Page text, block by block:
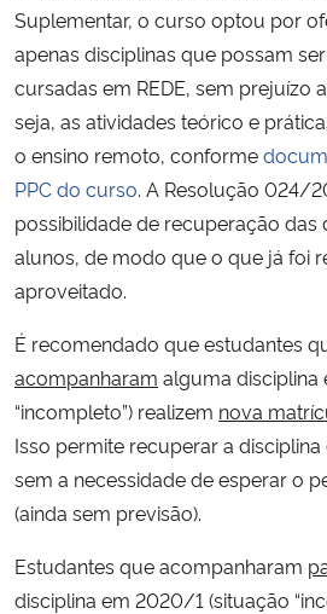
Suplementar, o curso optou por
apenas disciplinas que possam
cursadas em REDE, sem prejuízo
seja, as atividades teórico e
o ensino remoto, conforme
PPC do curso. A Resolução 024/
possibilidade de recuperação das
alunos, de modo que o que já foi
aproveitado.
É recomendado que estudantes
acompanharam alguma
“incompleto”) realizem nova
Isso permite recuperar a
sem a necessidade de esperar o
(ainda sem previsão).
Estudantes que acompanharam
disciplina em 2020/1 (situação